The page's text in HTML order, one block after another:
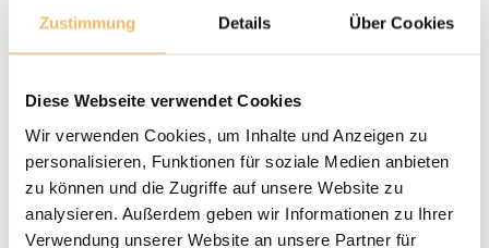
Zustimmung Details Über Cookies
Diese Webseite verwendet Cookies
Wir verwenden Cookies, um Inhalte und Anzeigen zu
personalisieren, Funktionen für soziale Medien anbieten
zu können und die Zugriffe auf unsere Website zu
analysieren. Außerdem geben wir Informationen zu Ihrer
Verwendung unserer Website an unsere Partner für
Fragen zu einem unserer Produkte?
We helpen je graag bij het maken van de juiste keuze
voor jouw inrichting.
Lieferung und Abholung
LIEFERN:
Puurteak.de hat einen eigenen Lieferservice und liefert die
Möbel nach Absprache zu Ihnen nach Hause. Wir werden
Wir setzen uns mit Ihnen in Verbindung und vereinbaren